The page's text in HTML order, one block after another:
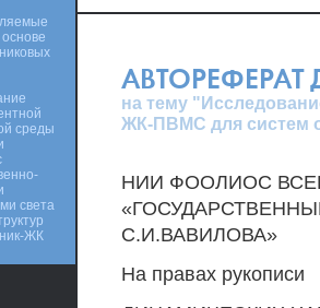
АВТОРЕФЕРАТ
на тему
ЖК-ПВМС для систем
НИИ ФООЛИОС
С.И.ВАВИЛОВА»
На правах рукописи
среды
света
ЖК